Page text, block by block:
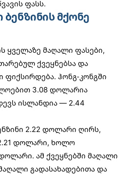
ფასს.
მქონე
ყველაზე მაღალი ფასები,
ქვეყნებსა და
ფიქსირდება. ჰონგ-კონგში
3.08 დოლარია
ისლანდია — 2.44
2.22 დოლარი ღირს,
დოლარი, ხოლო
ამ ქვეყნებში მაღალი
გადასახადებითა და